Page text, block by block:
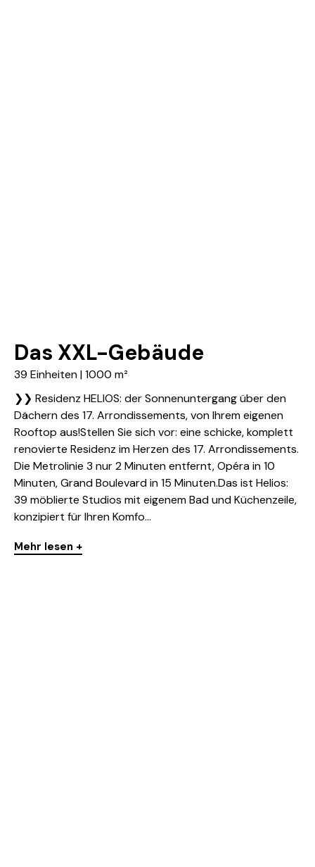
Das XXL-Gebäude
39 Einheiten | 1000 m²
❯❯ Residenz HELIOS: der Sonnenuntergang über den
Dächern des 17. Arrondissements, von Ihrem eigenen
Rooftop aus!Stellen Sie sich vor: eine schicke, komplett
renovierte Residenz im Herzen des 17. Arrondissements.
Die Metrolinie 3 nur 2 Minuten entfernt, Opéra in 10
Minuten, Grand Boulevard in 15 Minuten.Das ist Helios:
39 möblierte Studios mit eigenem Bad und Küchenzeile,
konzipiert für Ihren Komfo...
Mehr lesen +